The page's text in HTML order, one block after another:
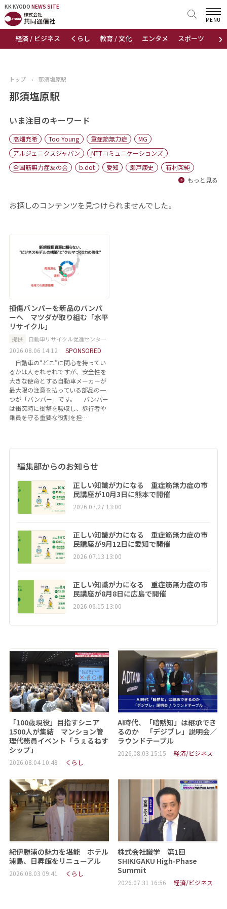
KK KYODO NEWS SITE
›
経済 / ビジネス くらし 教育 / 文化 エンタメ スポーツ 地域
MENU
KK KYODONEWS SITE
トップページ
ニュース
おすすめコンテンツ
出版物
会社概要
トップ › 那須塩原駅
那須塩原駅
いま注目のキーワード
高畑充希 Too Young 重症筋無力症
MG
アルジェニクスジャパン
NTTコミュニケーションズ
全国筋無力症友の会
b.dot 愛知 瀬戸康史
有村架純
もっと見る
お探しのコンテンツを見つけられませんでした。
損傷バンパーを新品のバンパ
ーへ マツダが取り組む「水平
リサイクル」
提供 自動車リサイクル促進センター
2026.08.06 14:12
SPONSORED
自動車の“どこ”に関心を持ってい
るかは人それぞれですが、安全性を
大きな使命とする自動車メーカーが
最大限の注意を払っている部品の一
つが「バンパー」です。 バンパー
は衝突時に衝撃を吸収し、歩行者や
乗員を守る重要な役割を担…
編集部からのお知らせ
正しい知識が力になる 重症筋無力症の市
民講座が10月3日に熊本で開催
2026.07.27 13:00
正しい知識が力になる 重症筋無力症の市
民講座が9月12日に愛知で開催
2026.07.13 13:00
正しい知識が力になる 重症筋無力症の市
民講座が8月8日に広島で開催
2026.06.15 13:00
「100歳現役」目指すシニア
1500人が集結 マンション管
理代務員イベント「うぇるねす
シップ」
2026.08.04 10:48 くらし
AI時代、「暗黙知」は継承でき
るのか 「デジブレ」説明会／
ラウンドテーブル
2026.08.03 15:15 経済/ビジネス
紀伊勝浦の魅力を堪能 ホテル
浦島、日昇館をリニューアル
2026.08.03 09:41 くらし
株式会社識学 第1回
SHIKIGAKU High-Phase
Summit
2026.07.31 16:56 経済/ビジネス